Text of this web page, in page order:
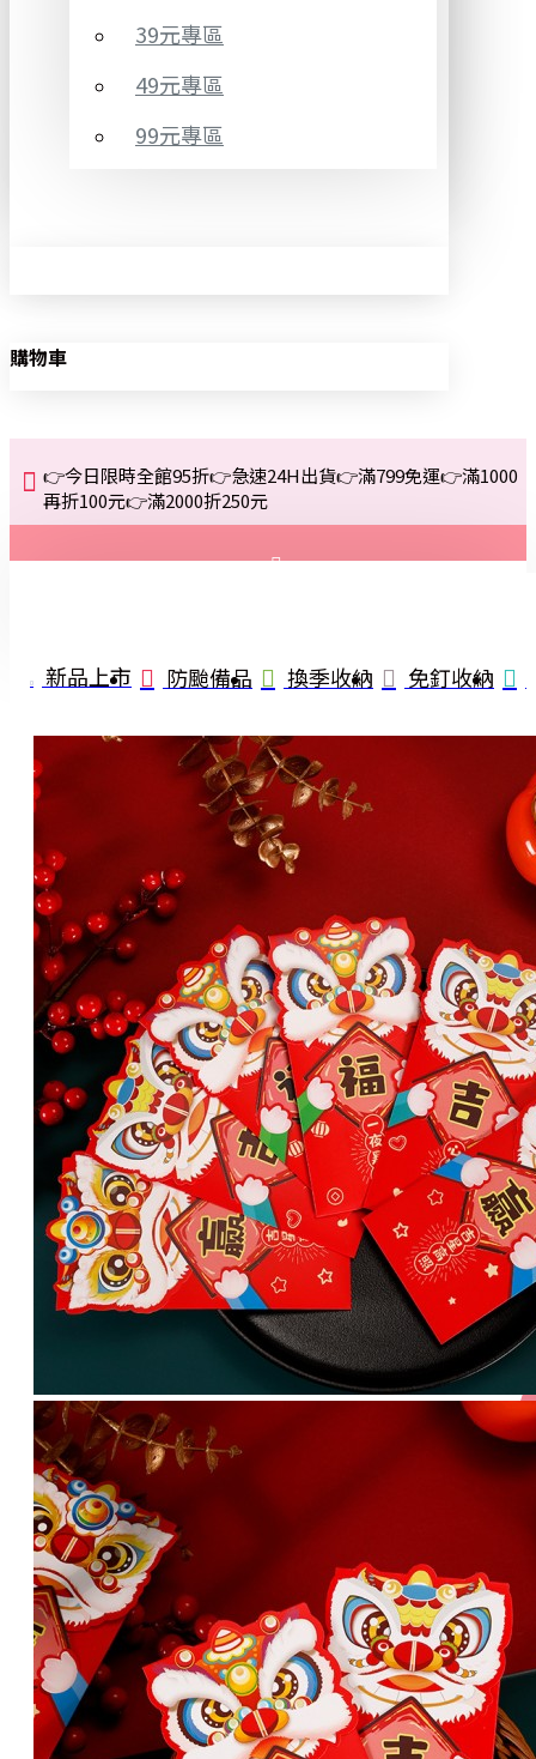
39元專區
49元專區
99元專區
購物車
👉今日限時全館95折👉急速24H出貨👉滿799免運👉滿1000
再折100元👉滿2000折250元
註冊
詢問
新品上市 防颱備品 換季收納 免釘收納